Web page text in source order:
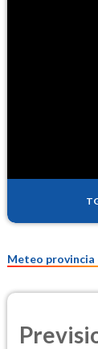
Meteo provincia